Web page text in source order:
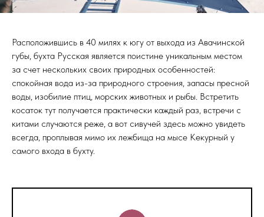
Расположившись в 40 милях к югу от выхода из Авачинской
губы, бухта Русская является поистине уникальным местом
за счет нескольких своих природных особенностей:
спокойная вода из-за природного строения, запасы пресной
воды, изобилие птиц, морских животных и рыбы. Встретить
косаток тут получается практически каждый раз, встречи с
китами случаются реже, а вот сивучей здесь можно увидеть
всегда, проплывая мимо их лежбища на мысе Кекурный у
самого входа в бухту.